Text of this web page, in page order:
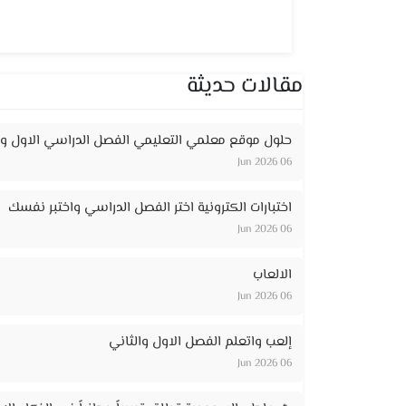
مقالات حديثة
حلول موقع معلمي التعليمي الفصل الدراسي الاول
06 Jun 2026
اختبارات الكترونية اختر الفصل الدراسي واختبر نفسك
06 Jun 2026
الالعاب
06 Jun 2026
إلعب واتعلم الفصل الاول والثاني
06 Jun 2026